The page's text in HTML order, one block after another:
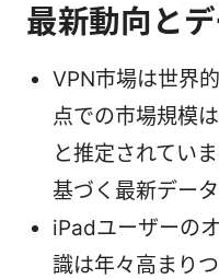
最新動向と
VPN市場は世界
点での市場規模
と推定されてい
基づく最新デー
iPadユーザーの
識は年々高まり